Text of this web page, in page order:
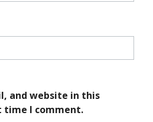
and website in this
time I comment.